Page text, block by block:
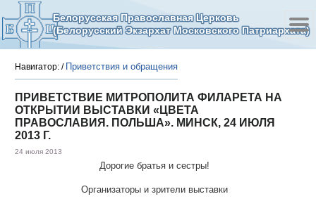
Белорусская Православная Церковь
(Белорусский Экзархат Московского Патриархата)
Навигатор: / Приветствия и обращения
ПРИВЕТСТВИЕ МИТРОПОЛИТА ФИЛАРЕТА НА
ОТКРЫТИИ ВЫСТАВКИ «ЦВЕТА
ПРАВОСЛАВИЯ. ПОЛЬША». МИНСК, 24 ИЮЛЯ
2013 Г.
24 июля 2013
Дорогие братья и сестры!
Организаторы и зрители выставки